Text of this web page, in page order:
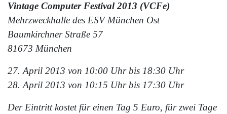
Vintage Computer Festival 2013 (VCFe)
Mehrzweckhalle des ESV München Ost
Baumkirchner Straße 57
81673 München
27. April 2013 von 10:00 Uhr bis 18:30 Uhr
28. April 2013 von 10:15 Uhr bis 17:30 Uhr
Der Eintritt kostet für einen Tag 5 Euro, für zwei Tage